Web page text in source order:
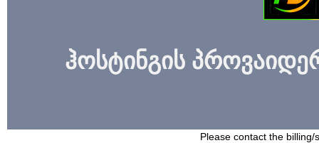
ჰოსტინგის
Please contact the